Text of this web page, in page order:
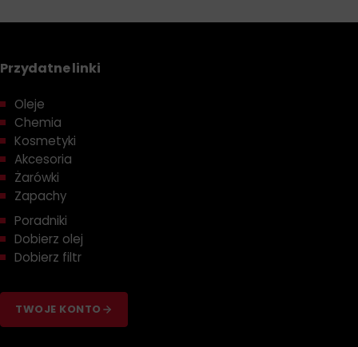
Przydatne linki
Oleje
Chemia
Kosmetyki
Akcesoria
Żarówki
Zapachy
Poradniki
Dobierz olej
Dobierz filtr
TWOJE KONTO